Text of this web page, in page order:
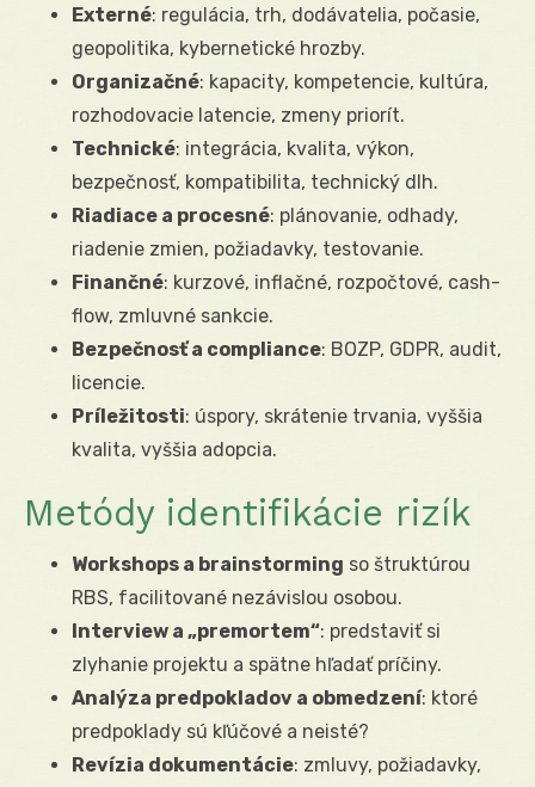
Externé: regulácia, trh, dodávatelia, počasie,
geopolitika, kybernetické hrozby.
Organizačné: kapacity, kompetencie, kultúra,
rozhodovacie latencie, zmeny priorít.
Technické: integrácia, kvalita, výkon,
bezpečnosť, kompatibilita, technický dlh.
Riadiace a procesné: plánovanie, odhady,
riadenie zmien, požiadavky, testovanie.
Finančné: kurzové, inflačné, rozpočtové, cash-
flow, zmluvné sankcie.
Bezpečnosť a compliance: BOZP, GDPR, audit,
licencie.
Príležitosti: úspory, skrátenie trvania, vyššia
kvalita, vyššia adopcia.
Metódy identifikácie rizík
Workshops a brainstorming so štruktúrou
RBS, facilitované nezávislou osobou.
Interview a „premortem“: predstaviť si
zlyhanie projektu a spätne hľadať príčiny.
Analýza predpokladov a obmedzení: ktoré
predpoklady sú kľúčové a neisté?
Revízia dokumentácie: zmluvy, požiadavky,